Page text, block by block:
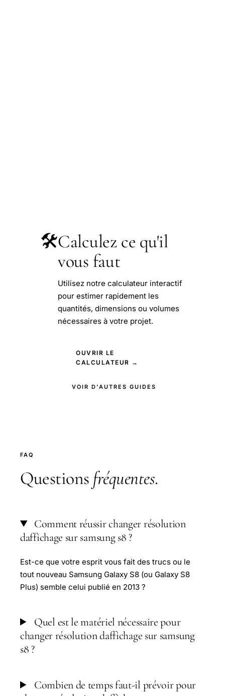
🛠️Calculez ce qu'il
vous faut
Utilisez notre calculateur interactif
pour estimer rapidement les
quantités, dimensions ou volumes
nécessaires à votre projet.
OUVRIR LE
CALCULATEUR →
VOIR D'AUTRES GUIDES
FAQ
Questions fréquentes.
Comment réussir changer résolution
daffichage sur samsung s8 ?
Est-ce que votre esprit vous fait des trucs ou le
tout nouveau Samsung Galaxy S8 (ou Galaxy S8
Plus) semble celui publié en 2013 ?
Quel est le matériel nécessaire pour
changer résolution daffichage sur samsung
s8 ?
Combien de temps faut-il prévoir pour